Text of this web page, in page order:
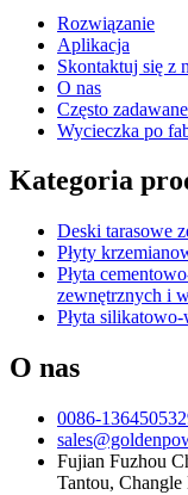
Rozwiązanie
Aplikacja
Skontaktuj się z
O nas
Często
Wycieczka po
Kategoria
Deski tarasowe
Płyty
Płyta
zewnętrznych i
Płyta
O nas
0086-
Fujian Fuzhou
Tantou, Changle